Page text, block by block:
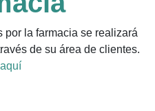
por la farmacia se realizará
de su área de clientes.
aquí